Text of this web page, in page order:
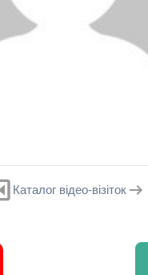
Каталог відео-візіток